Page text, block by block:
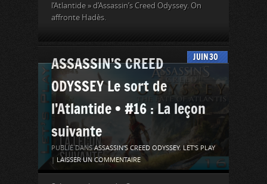
l’Atlantide » d’Assassin’s Creed Odyssey. On
affronte Hadès.
30
JUIN
ASSASSIN’S CREED
ODYSSEY Le sort de
l’Atlantide • #16 : La leçon
suivante
PUBLIÉ DANSASSASSIN'S CREED ODYSSEY, LET'S PLAY
LAISSER UN COMMENTAIRE